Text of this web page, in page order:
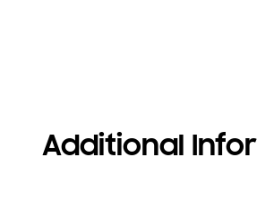
Additional